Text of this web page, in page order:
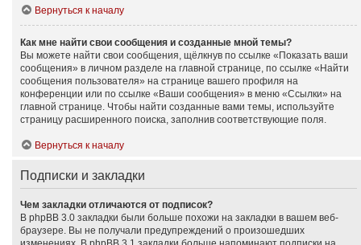
Вернуться к началу
Как мне найти свои сообщения и созданные мной темы?
Вы можете найти свои сообщения, щёлкнув по ссылке «Показать ваши
сообщения» в личном разделе на главной странице, по ссылке «Найти
сообщения пользователя» на странице вашего профиля на
конференции или по ссылке «Ваши сообщения» в меню «Ссылки» на
главной странице. Чтобы найти созданные вами темы, используйте
страницу расширенного поиска, заполнив соответствующие поля.
Вернуться к началу
Подписки и закладки
Чем закладки отличаются от подписок?
В phpBB 3.0 закладки были больше похожи на закладки в вашем веб-
браузере. Вы не получали предупреждений о произошедших